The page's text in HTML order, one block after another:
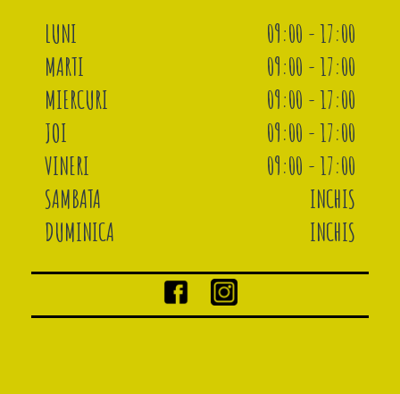
LUNI
09:00 - 17:00
MARTI
09:00 - 17:00
MIERCURI
09:00 - 17:00
JOI
09:00 - 17:00
VINERI
09:00 - 17:00
SAMBATA
INCHIS
DUMINICA
INCHIS